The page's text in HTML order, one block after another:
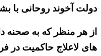
دولت آخوند روحانی با بشکه ای زیر ۱۰
از هر منظر که به صحنه